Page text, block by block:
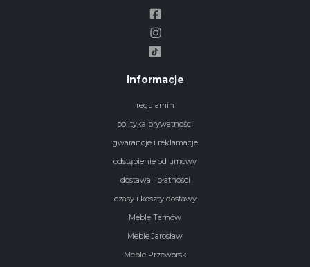
informacje
regulamin
polityka prywatności
gwarancje i reklamacje
odstąpienie od umowy
dostawa i płatności
czasy i koszty dostawy
Meble Tarnów
Meble Jarosław
Meble Przeworsk